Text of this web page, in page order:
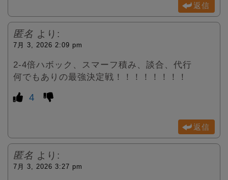
返信
匿名 より:
7月 3, 2026 2:09 pm
2-4倍ハボック、スマーフ積み、談合、代行
何でもありの最強決定戦！！！！！！！！
4
返信
匿名 より:
7月 3, 2026 3:27 pm